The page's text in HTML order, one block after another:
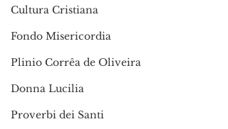
Cultura Cristiana
Fondo Misericordia
Plinio Corrêa de Oliveira
Donna Lucilia
Proverbi dei Santi